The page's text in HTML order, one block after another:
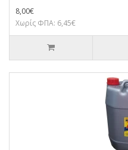
8,00€
Χωρίς ΦΠΑ: 6,45€